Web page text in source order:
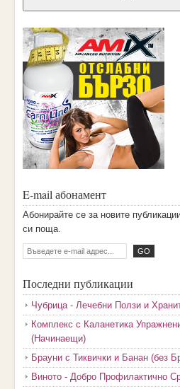
E-mail абонамент
Aбoниpaйтe ce зa нoвитe
cи пoщa.
Последни публикации
Чубрица - Лечебни Ползи и
Комплекс с Каланетика
(Начинаещи)
Брауни с Тиквички и Банан (без
Виното - Добро Профилактично